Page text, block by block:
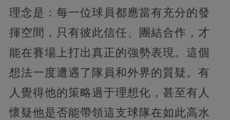
理念是：每一位球員都應當有充分的發
揮空間，只有彼此信任、團結合作，才
能在賽場上打出真正的強勢表現。這個
想法一度遭遇了隊員和外界的質疑。有
人覺得他的策略過于理想化，甚至有人
懷疑他是否能帶領這支球隊在如此高水